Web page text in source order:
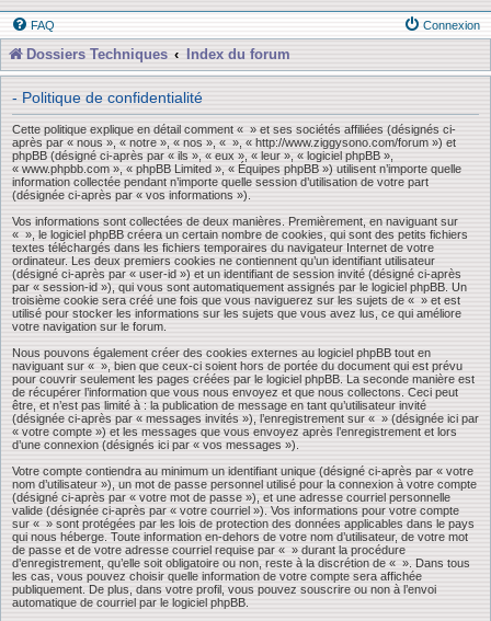
FAQ Connexion
Dossiers Techniques Index du forum
- Politique de confidentialité
Cette politique explique en détail comment « » et ses sociétés affiliées (désignés ci-
après par « nous », « notre », « nos », « », « http://www.ziggysono.com/forum ») et
phpBB (désigné ci-après par « ils », « eux », « leur », « logiciel phpBB »,
« www.phpbb.com », « phpBB Limited », « Équipes phpBB ») utilisent n’importe quelle
information collectée pendant n’importe quelle session d’utilisation de votre part
(désignée ci-après par « vos informations »).
Vos informations sont collectées de deux manières. Premièrement, en naviguant sur
« », le logiciel phpBB créera un certain nombre de cookies, qui sont des petits fichiers
textes téléchargés dans les fichiers temporaires du navigateur Internet de votre
ordinateur. Les deux premiers cookies ne contiennent qu’un identifiant utilisateur
(désigné ci-après par « user-id ») et un identifiant de session invité (désigné ci-après
par « session-id »), qui vous sont automatiquement assignés par le logiciel phpBB. Un
troisième cookie sera créé une fois que vous naviguerez sur les sujets de « » et est
utilisé pour stocker les informations sur les sujets que vous avez lus, ce qui améliore
votre navigation sur le forum.
Nous pouvons également créer des cookies externes au logiciel phpBB tout en
naviguant sur « », bien que ceux-ci soient hors de portée du document qui est prévu
pour couvrir seulement les pages créées par le logiciel phpBB. La seconde manière est
de récupérer l’information que vous nous envoyez et que nous collectons. Ceci peut
être, et n’est pas limité à : la publication de message en tant qu’utilisateur invité
(désignée ci-après par « messages invités »), l’enregistrement sur « » (désignée ici par
« votre compte ») et les messages que vous envoyez après l’enregistrement et lors
d’une connexion (désignés ici par « vos messages »).
Votre compte contiendra au minimum un identifiant unique (désigné ci-après par « votre
nom d’utilisateur »), un mot de passe personnel utilisé pour la connexion à votre compte
(désigné ci-après par « votre mot de passe »), et une adresse courriel personnelle
valide (désignée ci-après par « votre courriel »). Vos informations pour votre compte
sur « » sont protégées par les lois de protection des données applicables dans le pays
qui nous héberge. Toute information en-dehors de votre nom d’utilisateur, de votre mot
de passe et de votre adresse courriel requise par « » durant la procédure
d’enregistrement, qu’elle soit obligatoire ou non, reste à la discrétion de « ». Dans tous
les cas, vous pouvez choisir quelle information de votre compte sera affichée
publiquement. De plus, dans votre profil, vous pouvez souscrire ou non à l’envoi
automatique de courriel par le logiciel phpBB.